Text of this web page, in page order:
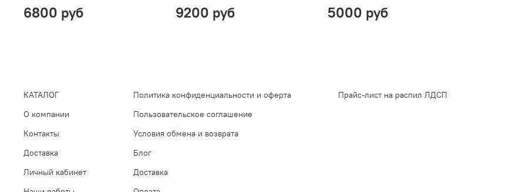
6800 руб 9200 руб 5000 руб
КАТАЛОГ
О компании
Контакты
Доставка
Личный кабинет
Политика конфиденциальности и оферта
Пользовательское соглашение
Условия обмена и возврата
Блог
Доставка
Прайс-лист на распил ЛДСП